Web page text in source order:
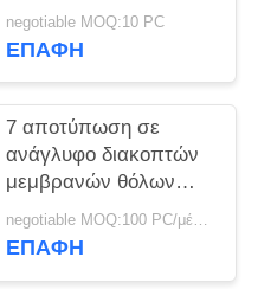
αποτύπωσης σε
ανάγλυφο FPC των
με Polydome
negotiable MOQ:10 PC
ΕΠΑΦΉ
7 αποτύπωση σε
ανάγλυφο διακοπτών
μεμβρανών θόλων
μετάλλων τυπωμένων
υλών οθόνης μεταξιού
negotiable MOQ:100 PC/μέρος
ΕΠΑΦΉ